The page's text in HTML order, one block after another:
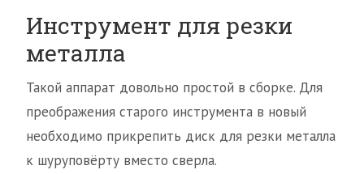
Инструмент для резки
металла
Такой аппарат довольно простой в сборке. Для
преображения старого инструмента в новый
необходимо прикрепить диск для резки металла
к шуруповёрту вместо сверла.